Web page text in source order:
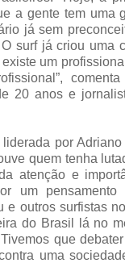
a gente tem uma
já sem
surf já criou uma
um
20 anos e
por
quem tenha
atenção e
um pensamento
e outros surfistas
do Brasil lá no
que
uma